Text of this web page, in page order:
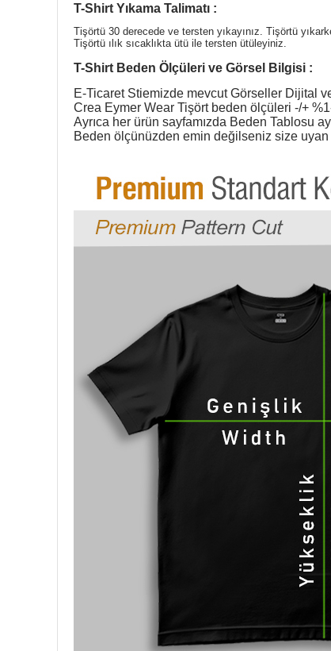
T-Shirt Yıkama Talimatı :
Tişörtü 30 derecede ve tersten yıkayınız. Tişörtü
Tişörtü ılık sıcaklıkta ütü ile tersten ütüleyiniz.
T-Shirt Beden Ölçüleri ve Görsel Bilgisi :
E-Ticaret Stiemizde mevcut Görseller Dijital
Crea Eymer Wear Tişört beden ölçüleri -/+
Ayrıca her ürün sayfamızda Beden Tablosu
Beden ölçünüzden emin değilseniz size